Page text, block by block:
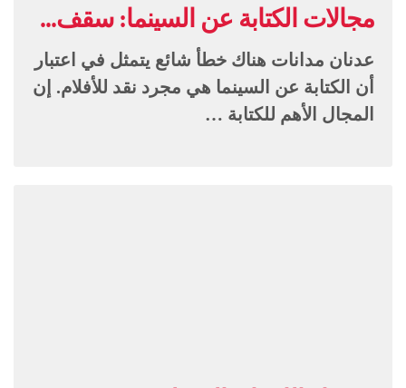
مجالات الكتابة عن السينما: سقف...
عدنان مدانات هناك خطأ شائع يتمثل في اعتبار
أن الكتابة عن السينما هي مجرد نقد للأفلام. إن
المجال الأهم للكتابة …